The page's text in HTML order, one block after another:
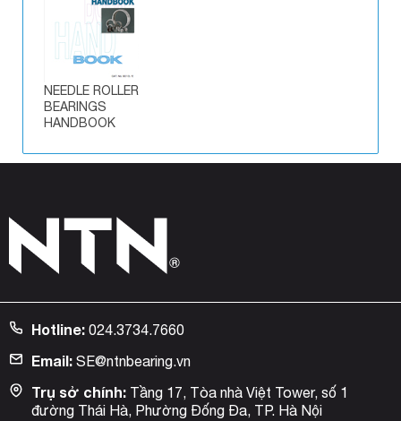
NEEDLE ROLLER
BEARINGS
HANDBOOK
Hotline: 024.3734.7660
Email: SE@ntnbearing.vn
Trụ sở chính: Tầng 17, Tòa nhà Việt Tower, số 1
đường Thái Hà, Phường Đống Đa, TP. Hà Nội